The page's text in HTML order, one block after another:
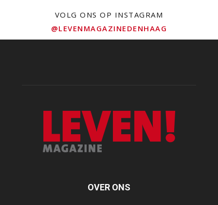
VOLG ONS OP INSTAGRAM
@LEVENMAGAZINEDENHAAG
OVER ONS